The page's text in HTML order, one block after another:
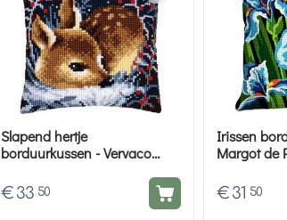
Slapend hertje
borduurkussen - Vervaco
€ 33 50
Irissen
Margot de
€ 31 50